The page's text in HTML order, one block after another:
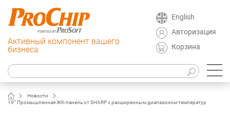
Активный компонент вашего
бизнеса
English
Авторизация
Корзина
Новости
19” Промышленная ЖК-панель от SHARP с расширенным диапазоном температур